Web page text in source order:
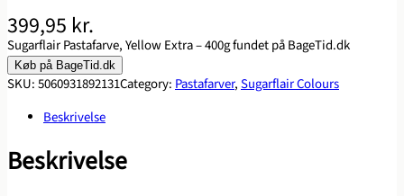
399,95 kr.
Sugarflair Pastafarve, Yellow Extra – 400g fundet på BageTid.dk
Køb på BageTid.dk
SKU:5060931892131Category: Pastafarver, Sugarflair Colours
Beskrivelse
Beskrivelse